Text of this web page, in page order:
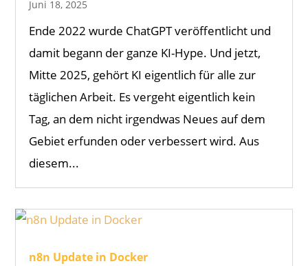
Juni 18, 2025
Ende 2022 wurde ChatGPT veröffentlicht und
damit begann der ganze KI-Hype. Und jetzt,
Mitte 2025, gehört KI eigentlich für alle zur
täglichen Arbeit. Es vergeht eigentlich kein
Tag, an dem nicht irgendwas Neues auf dem
Gebiet erfunden oder verbessert wird. Aus
diesem...
n8n Update in Docker